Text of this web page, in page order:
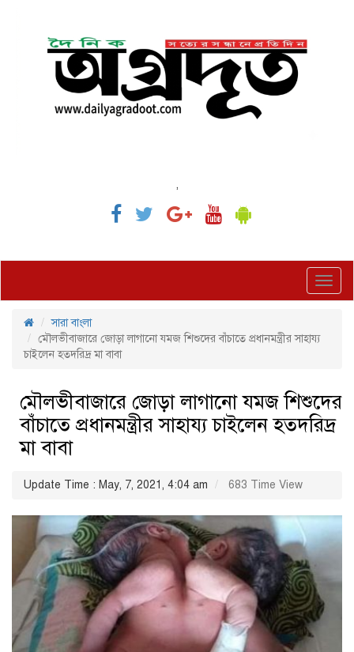
,
সারা বাংলা
মৌলভীবাজারে জোড়া লাগানো যমজ শিশুদের বাঁচাতে প্রধানমন্ত্রীর সাহায্য
চাইলেন হতদরিদ্র মা বাবা
মৌলভীবাজারে জোড়া লাগানো যমজ শিশুদের
বাঁচাতে প্রধানমন্ত্রীর সাহায্য চাইলেন হতদরিদ্র
মা বাবা
Update Time : May, 7, 2021, 4:04 am 683 Time View